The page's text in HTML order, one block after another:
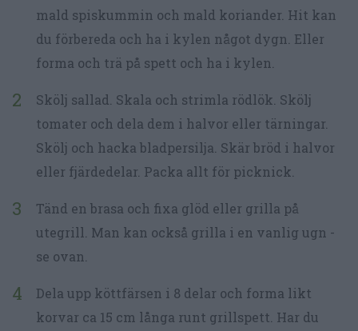
mald spiskummin och mald koriander. Hit kan
du förbereda och ha i kylen något dygn. Eller
forma och trä på spett och ha i kylen.
Skölj sallad. Skala och strimla rödlök. Skölj
tomater och dela dem i halvor eller tärningar.
Skölj och hacka bladpersilja. Skär bröd i halvor
eller fjärdedelar. Packa allt för picknick.
Tänd en brasa och fixa glöd eller grilla på
utegrill. Man kan också grilla i en vanlig ugn -
se ovan.
Dela upp köttfärsen i 8 delar och forma likt
korvar ca 15 cm långa runt grillspett. Har du